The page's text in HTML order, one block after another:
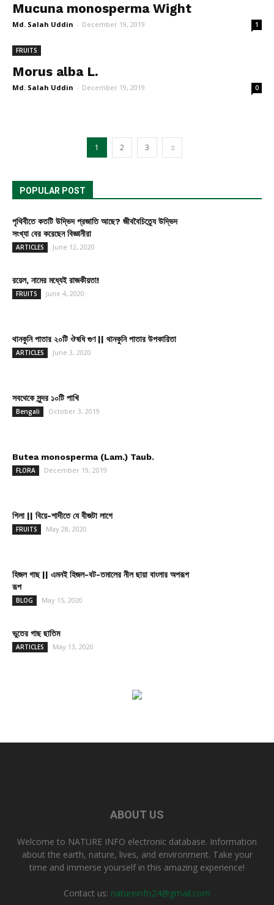
Mucuna monosperma Wight
Md. Salah Uddin - December 19, 2019 1
FRUITS
Morus alba L.
Md. Salah Uddin - December 19, 2019 0
1 2 3
POPULAR POST
পৃথিবীতে কতটি উদ্ভিদ প্রজাতি আছে? জীববৈচিত্র্যে উদ্ভিদ
সংখ্যা বের করেছেন বিজ্ঞানীরা
ARTICLES June 12, 2020
রয়েল, নামের মধ্যেই রাজকীয়তা!
FRUITS June 4, 2020
থানকুনি পাতার ২০টি ঔষধি গুণ || থানকুনি পাতার উপকারিতা
ARTICLES June 3, 2020
সবথেকে সুন্দর ১০টি পাখি
Bengali October 3, 2019
Butea monosperma (Lam.) Taub.
FLORA December 19, 2019
গিলা || বিয়ে-শাদীতে যে বীজটা লাগে
FRUITS May 28, 2020
হিজল গাছ || এমনই হিজল-বট-তমালের নীল ছায়া বাংলার অপরূপ
রূপ
BLOG May 15, 2020
ভুতের গাছ ছাতিম
ARTICLES May 13, 2020
ABOUT US
Welcome to NATURE INFO electronic database. Information
about the earth, nature, lives, and environment. Take your
time and immerse yourself in this amazing experience!
Contact us: natureinfo24@gmail.com